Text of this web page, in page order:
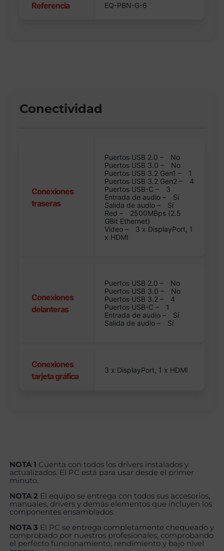
Referencia EQ-PBN-G-6
Conectividad
Conexiones
traseras
Puertos USB 2.0 –
No
Puertos USB 3.0 –
No
Puertos USB 3.2 Gen1 –
1
Puertos USB 3.2 Gen2 –
4
Puertos USB-C –
3
Entrada de audio –
Sí
Salida de audio –
Sí
Red –
2500MBps (2.5
GBit Ethernet)
Vídeo –
3 x DisplayPort, 1
x HDMI
Conexiones
delanteras
Puertos USB 2.0 –
No
Puertos USB 3.0 –
No
Puertos USB 3.2 –
4
Puertos USB-C –
1
Entrada de audio –
Sí
Salida de audio –
Sí
Conexiones
tarjeta gráfica
3 x DisplayPort, 1 x HDMI
NOTA 1 Cuenta con todos los drivers instalados y
actualizados. El PC está para usar desde el primer
minuto.
NOTA 2 El equipo se entrega con todos sus accesorios,
manuales, drivers y demás elementos que incluyen los
componentes ensamblados.
NOTA 3 El PC se entrega completamente chequeado y
comprobado por nuestros profesionales, comprobando
el perfecto funcionamiento, rendimiento y bajo nivel